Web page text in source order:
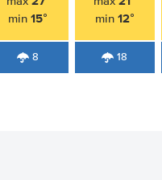
min15°
8
min 12°
18